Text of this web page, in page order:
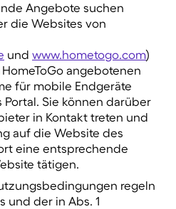
Angebote suchen
die Websites von
und www.hometogo.com)
angebotenen
für mobile Endgeräte
Portal. Sie können darüber
in Kontakt treten und
auf die Website des
eine entsprechende
tätigen.
regeln
und der in Abs. 1